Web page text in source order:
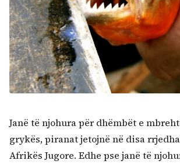
Janë të njohura për dhëmbët e
grykës, piranat jetojnë në disa
Afrikës Jugore. Edhe pse janë të